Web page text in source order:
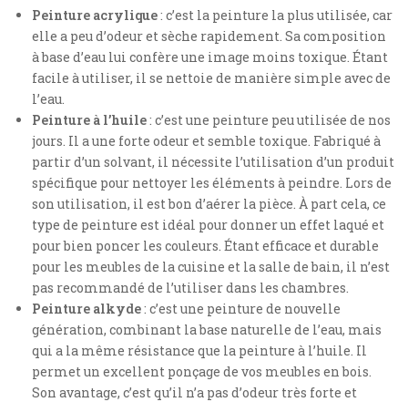
Peinture acrylique: c’est la peinture la plus utilisée, car
elle a peu d’odeur et sèche rapidement. Sa composition
à base d’eau lui confère une image moins toxique. Étant
facile à utiliser, il se nettoie de manière simple avec de
l’eau.
Peinture à l’huile: c’est une peinture peu utilisée de nos
jours. Il a une forte odeur et semble toxique. Fabriqué à
partir d’un solvant, il nécessite l’utilisation d’un produit
spécifique pour nettoyer les éléments à peindre. Lors de
son utilisation, il est bon d’aérer la pièce. À part cela, ce
type de peinture est idéal pour donner un effet laqué et
pour bien poncer les couleurs. Étant efficace et durable
pour les meubles de la cuisine et la salle de bain, il n’est
pas recommandé de l’utiliser dans les chambres.
Peinture alkyde: c’est une peinture de nouvelle
génération, combinant la base naturelle de l’eau, mais
qui a la même résistance que la peinture à l’huile. Il
permet un excellent ponçage de vos meubles en bois.
Son avantage, c’est qu’il n’a pas d’odeur très forte et